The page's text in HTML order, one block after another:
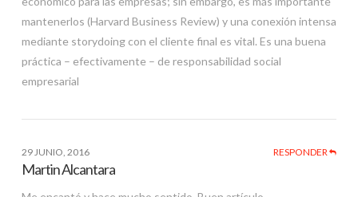
mantenerlos (Harvard Business Review) y una conexión intensa
mediante storydoing con el cliente final es vital. Es una buena
práctica – efectivamente – de responsabilidad social
empresarial
29 JUNIO, 2016 RESPONDER
Martin Alcantara